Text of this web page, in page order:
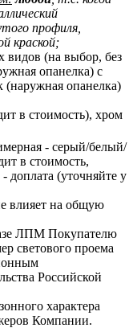
профиля,
краской;
видов (на выбор, без
опанелка) с
(наружная опанелка)
в стоимость), хром
- серый/белый/
в стоимость,
доплата (уточняйте у
влияет на общую
ЛПМ Покупателю
светового проема
Российской
характера
Компании.